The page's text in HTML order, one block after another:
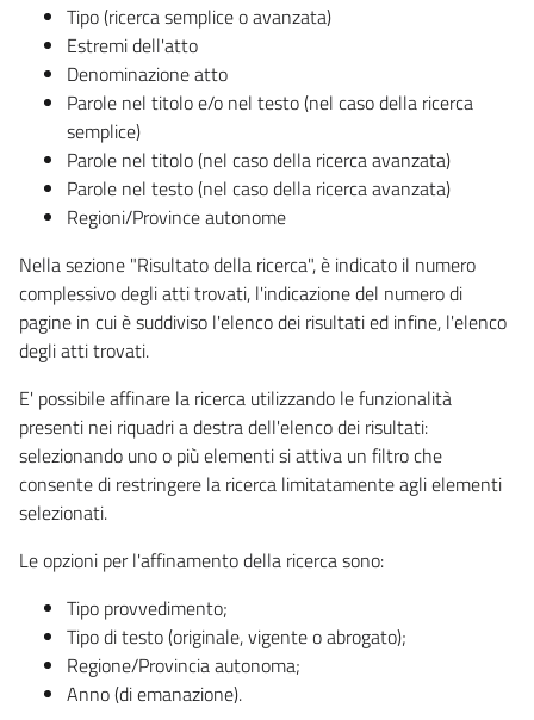
Tipo (ricerca semplice o avanzata)
Estremi dell'atto
Denominazione atto
Parole nel titolo e/o nel testo (nel caso della ricerca
semplice)
Parole nel titolo (nel caso della ricerca avanzata)
Parole nel testo (nel caso della ricerca avanzata)
Regioni/Province autonome
Nella sezione "Risultato della ricerca", è indicato il numero
complessivo degli atti trovati, l'indicazione del numero di
pagine in cui è suddiviso l'elenco dei risultati ed infine, l'elenco
degli atti trovati.
E' possibile affinare la ricerca utilizzando le funzionalità
presenti nei riquadri a destra dell'elenco dei risultati:
selezionando uno o più elementi si attiva un filtro che
consente di restringere la ricerca limitatamente agli elementi
selezionati.
Le opzioni per l'affinamento della ricerca sono:
Tipo provvedimento;
Tipo di testo (originale, vigente o abrogato);
Regione/Provincia autonoma;
Anno (di emanazione).